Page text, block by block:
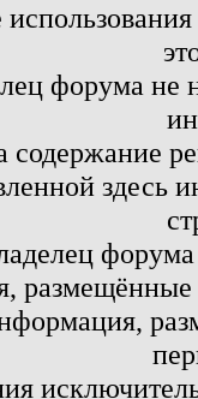
форума не
содержание
здесь